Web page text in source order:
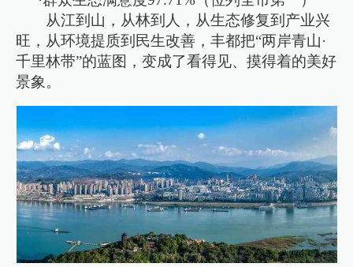
从江到山，从林到人，从生态修复到产业兴
旺，从环境提质到民生改善，丰都把“两岸青山·
千里林带”的蓝图，变成了看得见、摸得着的美好
景象。